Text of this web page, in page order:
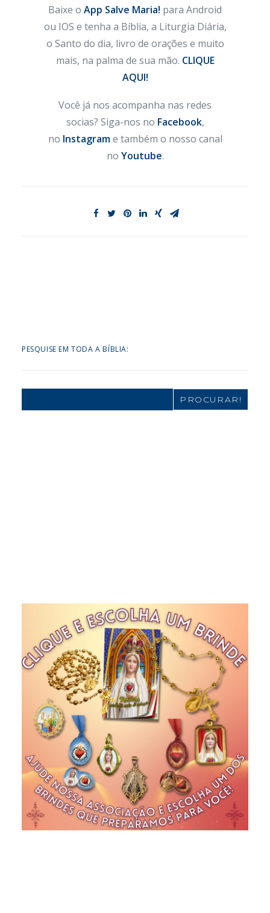
Baixe o App Salve Maria! para Android
ou IOS e tenha a Bíblia, a Liturgia Diária,
o Santo do dia, livro de orações e muito
mais, na palma de sua mão. CLIQUE
AQUI!
Você já nos acompanha nas redes
socias? Siga-nos no Facebook,
no Instagrame também o nosso canal
no Youtube.
PESQUISE EM TODA A BÍBLIA:
Search